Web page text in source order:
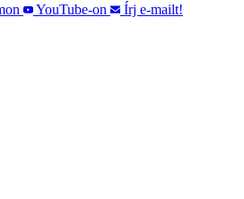
YouTube-on
Írj e-mailt!